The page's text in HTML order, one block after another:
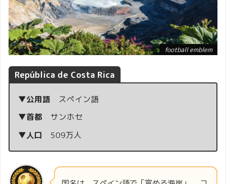
football emblem
República de Costa Rica
▼公用語 スペイン語
▼首都 サンホセ
▼人口 509万人